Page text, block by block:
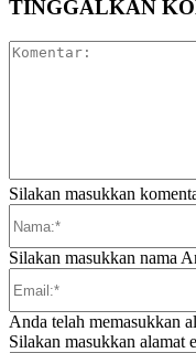
TINGGALKAN
Silakan masukkan
Silakan masukkan nama
Anda telah memasukkan
Silakan masukkan alamat